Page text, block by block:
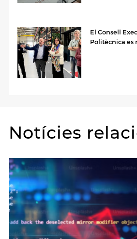
El Consell
Politècnica es
Notícies